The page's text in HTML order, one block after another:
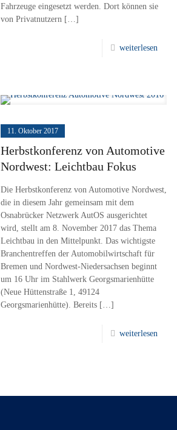
Fahrzeuge eingesetzt werden. Dort können sie
von Privatnutzern[…]
weiterlesen
11. Oktober 2017
Herbstkonferenz von Automotive
Nordwest: Leichtbau Fokus
Die Herbstkonferenz von Automotive Nordwest,
die in diesem Jahr gemeinsam mit dem
Osnabrücker Netzwerk AutOS ausgerichtet
wird, stellt am 8. November 2017 das Thema
Leichtbau in den Mittelpunkt. Das wichtigste
Branchentreffen der Automobilwirtschaft für
Bremen und Nordwest-Niedersachsen beginnt
um 16 Uhr im Stahlwerk Georgsmarienhütte
(Neue Hüttenstraße 1, 49124
Georgsmarienhütte). Bereits[…]
weiterlesen